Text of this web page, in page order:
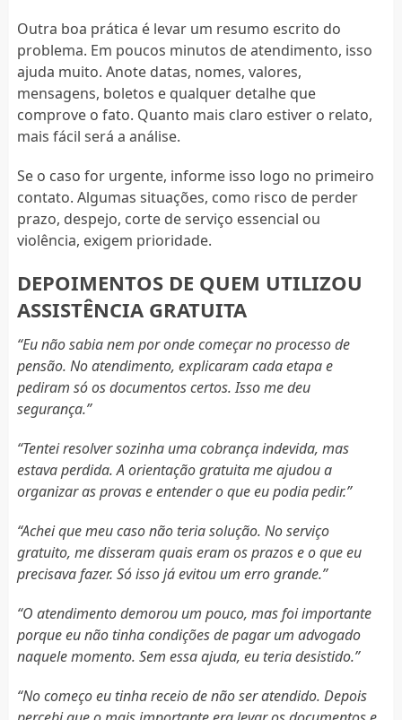
Outra boa prática é levar um resumo escrito do
problema. Em poucos minutos de atendimento, isso
ajuda muito. Anote datas, nomes, valores,
mensagens, boletos e qualquer detalhe que
comprove o fato. Quanto mais claro estiver o relato,
mais fácil será a análise.
Se o caso for urgente, informe isso logo no primeiro
contato. Algumas situações, como risco de perder
prazo, despejo, corte de serviço essencial ou
violência, exigem prioridade.
DEPOIMENTOS DE QUEM UTILIZOU
ASSISTÊNCIA GRATUITA
“Eu não sabia nem por onde começar no processo de
pensão. No atendimento, explicaram cada etapa e
pediram só os documentos certos. Isso me deu
segurança.”
“Tentei resolver sozinha uma cobrança indevida, mas
estava perdida. A orientação gratuita me ajudou a
organizar as provas e entender o que eu podia pedir.”
“Achei que meu caso não teria solução. No serviço
gratuito, me disseram quais eram os prazos e o que eu
precisava fazer. Só isso já evitou um erro grande.”
“O atendimento demorou um pouco, mas foi importante
porque eu não tinha condições de pagar um advogado
naquele momento. Sem essa ajuda, eu teria desistido.”
“No começo eu tinha receio de não ser atendido. Depois